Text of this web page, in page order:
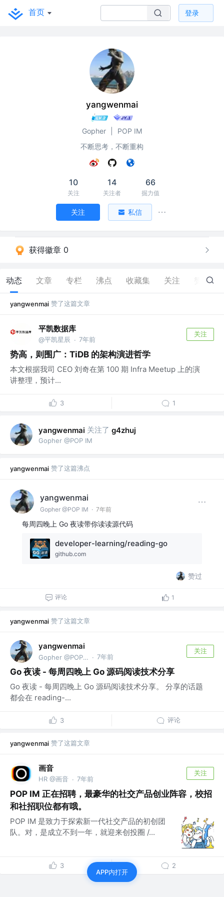
首页 登录
yangwenmai
Gopher
POP IM
不断思考，不断重构
10
关注
14
关注者
66
掘力值
关注 私信
获得徽章 0
动态 文章 专栏 沸点 收藏集 关注 21
yangwenmai 赞了这篇文章
平凯数据库
@平凯星辰 · 7年前
关注
势高，则围广：TiDB 的架构演进哲学
本文根据我司 CEO 刘奇在第 100 期 Infra Meetup 上的演
讲整理，预计...
3 1
yangwenmai 关注了 g4zhuj
Gopher @POP IM
yangwenmai 赞了这篇沸点
yangwenmai
Gopher @POP IM · 7年前
每周四晚上 Go 夜读带你读读源代码
developer-learning/reading-go
github.com
赞过
评论 1
yangwenmai 赞了这篇文章
yangwenmai
Gopher @POP IM · 7年前
关注
Go 夜读 - 每周四晚上 Go 源码阅读技术分享
Go 夜读 - 每周四晚上 Go 源码阅读技术分享。 分享的话题
都会在 reading-...
3 评论
yangwenmai 赞了这篇文章
画音
HR @画音 · 7年前
关注
POP IM 正在招聘，最豪华的社交产品创业阵容，校招
和社招职位都有哦。
POP IM 是致力于探索新一代社交产品的初创团
队。对，是成立不到一年，就迎来创投圈 /...
3
2
APP内打开